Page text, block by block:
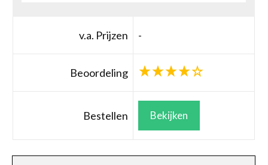
v.a. Prijzen -
Beoordeling
Bestellen Bekijken